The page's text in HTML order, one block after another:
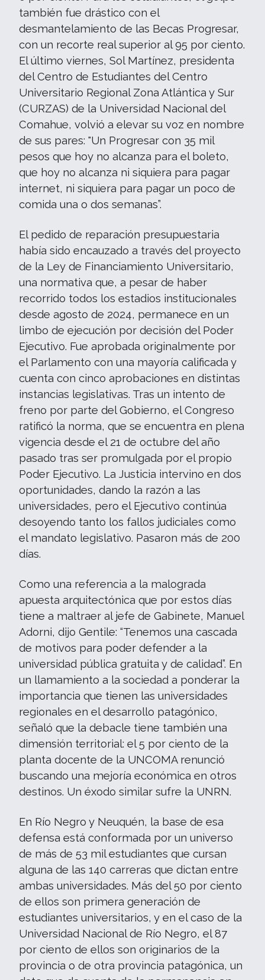
también fue drástico con el
desmantelamiento de las Becas Progresar,
con un recorte real superior al 95 por ciento.
El último viernes, Sol Martínez, presidenta
del Centro de Estudiantes del Centro
Universitario Regional Zona Atlántica y Sur
(CURZAS) de la Universidad Nacional del
Comahue, volvió a elevar su voz en nombre
de sus pares: "Un Progresar con 35 mil
pesos que hoy no alcanza para el boleto,
que hoy no alcanza ni siquiera para pagar
internet, ni siquiera para pagar un poco de
comida una o dos semanas”.
El pedido de reparación presupuestaria
había sido encauzado a través del proyecto
de la Ley de Financiamiento Universitario,
una normativa que, a pesar de haber
recorrido todos los estadios institucionales
desde agosto de 2024, permanece en un
limbo de ejecución por decisión del Poder
Ejecutivo. Fue aprobada originalmente por
el Parlamento con una mayoría calificada y
cuenta con cinco aprobaciones en distintas
instancias legislativas. Tras un intento de
freno por parte del Gobierno, el Congreso
ratificó la norma, que se encuentra en plena
vigencia desde el 21 de octubre del año
pasado tras ser promulgada por el propio
Poder Ejecutivo. La Justicia intervino en dos
oportunidades, dando la razón a las
universidades, pero el Ejecutivo continúa
desoyendo tanto los fallos judiciales como
el mandato legislativo. Pasaron más de 200
días.
Como una referencia a la malograda
apuesta arquitectónica que por estos días
tiene a maltraer al jefe de Gabinete, Manuel
Adorni, dijo Gentile: “Tenemos una cascada
de motivos para poder defender a la
universidad pública gratuita y de calidad”. En
un llamamiento a la sociedad a ponderar la
importancia que tienen las universidades
regionales en el desarrollo patagónico,
señaló que la debacle tiene también una
dimensión territorial: el 5 por ciento de la
planta docente de la UNCOMA renunció
buscando una mejoría económica en otros
destinos. Un éxodo similar sufre la UNRN.
En Río Negro y Neuquén, la base de esa
defensa está conformada por un universo
de más de 53 mil estudiantes que cursan
alguna de las 140 carreras que dictan entre
ambas universidades. Más del 50 por ciento
de ellos son primera generación de
estudiantes universitarios, y en el caso de la
Universidad Nacional de Río Negro, el 87
por ciento de ellos son originarios de la
provincia o de otra provincia patagónica, un